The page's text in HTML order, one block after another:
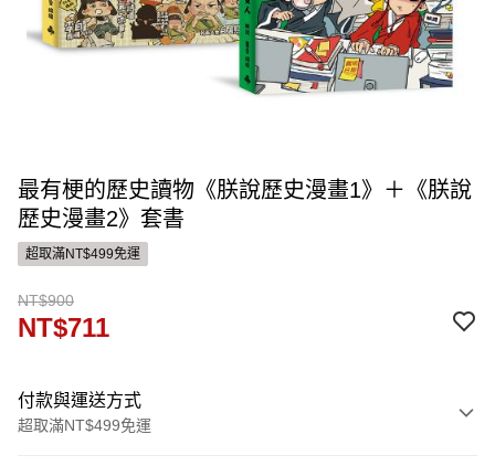
最有梗的歷史讀物《朕說歷史漫畫1》＋《朕說
歷史漫畫2》套書
超取滿NT$499免運
NT$900
NT$711
付款與運送方式
超取滿NT$499免運